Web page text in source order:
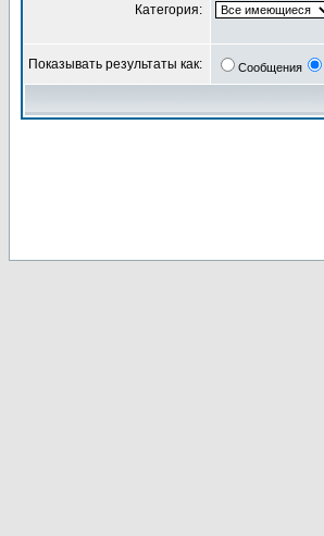
Категория:
Показывать результаты как: Сообщения